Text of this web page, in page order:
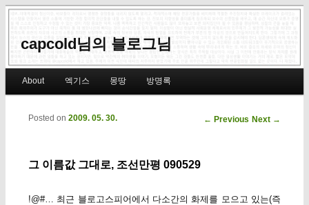
capcold님의 블로그님
Skip to primary content
Skip to secondary content
About 엑기스 몽땅 방명록
Post navigation
← Previous Next →
그 이름값 그대로, 조선만평 090529
Posted on 2009. 05. 30.
!@#… 최근 블로고스피어에서 다소간의 화제를 모으고 있는(즉